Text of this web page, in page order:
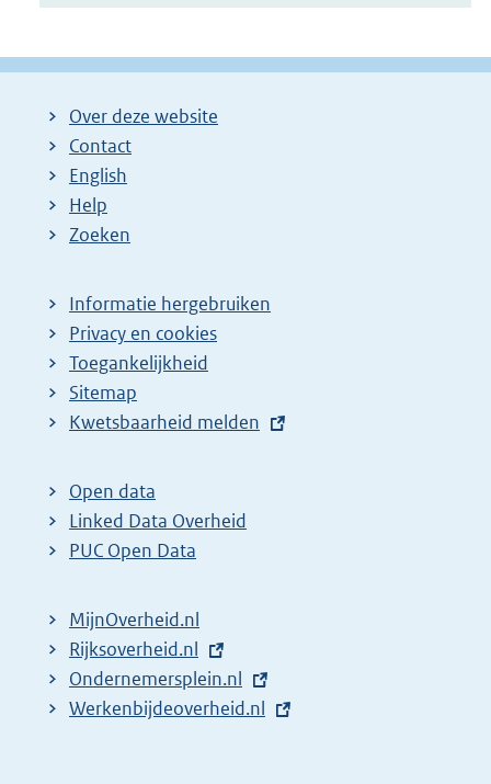
Over deze website
Contact
English
Help
Zoeken
Informatie hergebruiken
Privacy en cookies
Toegankelijkheid
Sitemap
E
t
e
r
l
i
n
k
Kwetsbaarheid melden
Open data
Linked Data Overheid
PUC Open Data
MijnOverheid.nl
E
x
t
Rijksoverheid.nl
E
x
Ondernemersplein.nl
E
Werkenbijdeoverheid.nl